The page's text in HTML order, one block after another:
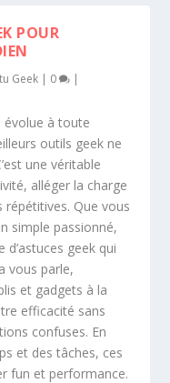
POUR
Geek | 0 |
évolue à toute
outils geek ne
une véritable
alléger la charge
Que vous
simple passionné,
geek qui
vous parle,
et gadgets à la
efficacité sans
confuses. En
et des tâches, ces
fun et performance.